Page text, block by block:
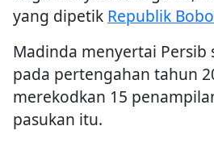
yang dipetik Republik
Madinda menyertai Persib
pada pertengahan tahun
merekodkan 15
pasukan itu.